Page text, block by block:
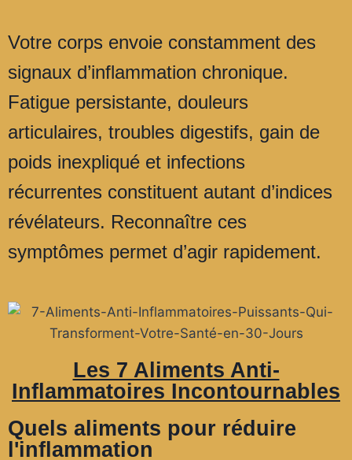
Votre corps envoie constamment des
signaux d’inflammation chronique.
Fatigue persistante, douleurs
articulaires, troubles digestifs, gain de
poids inexpliqué et infections
récurrentes constituent autant d’indices
révélateurs. Reconnaître ces
symptômes permet d’agir rapidement.
Les 7 Aliments Anti-
Inflammatoires Incontournables
Quels aliments pour réduire
l'inflammation